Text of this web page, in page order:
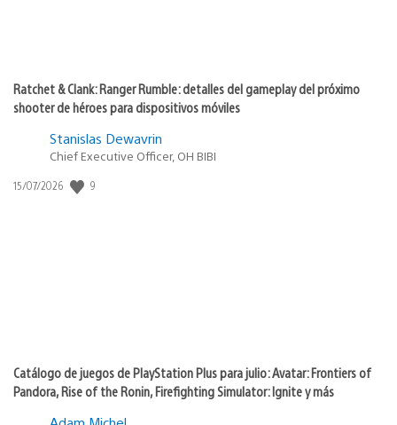
Ratchet & Clank: Ranger Rumble: detalles del gameplay del próximo
shooter de héroes para dispositivos móviles
Stanislas Dewavrin
Chief Executive Officer, OH BIBI
Fecha
15/07/2026 9
Catálogo de juegos de PlayStation Plus para julio: Avatar: Frontiers of
Pandora, Rise of the Ronin, Firefighting Simulator: Ignite y más
Adam Michel